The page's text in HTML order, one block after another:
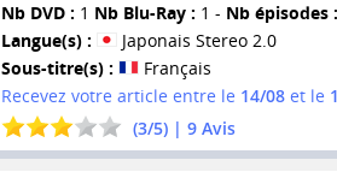
Nb DVD : 1 Nb Blu-Ray : 1 - Nb épisodes :
Langue(s) :
Japonais Stereo 2.0
Sous-titre(s) :
Français
Recevez votre article entre le 14/08et le
(3/5) | 9Avis